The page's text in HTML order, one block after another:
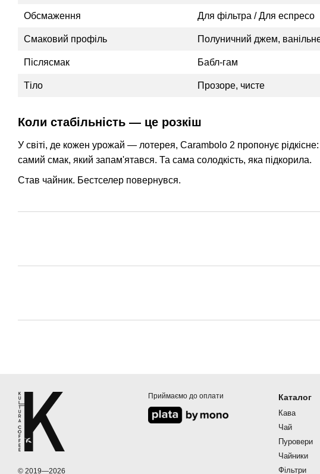
Обсмаження Для фільтра / Для еспресо
Смаковий профіль Полуничний джем,
Післясмак Бабл-гам
Тіло Прозоре, чисте
Коли стабільність — це розкіш
У світі, де кожен урожай — лотерея, Carambolo 2 пропонує
самий смак, який запам'ятався. Та сама солодкість, яка підкорила.
Став чайник. Бестселер повернувся.
© 2019—2026
Приймаємо до оплати Каталог
Кава
Чай
Пуровери
Чайники
Фільтри